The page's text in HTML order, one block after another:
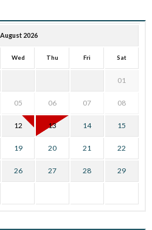
August 2026
Wed Thu Fri Sat
01
05 06 07 08
12 13 14 15
19 20 21 22
26 27 28 29